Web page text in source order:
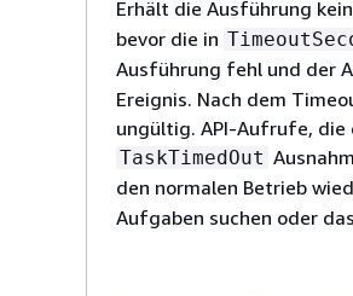
Erhält die Ausführung
bevor die in
Ausführung fehl und der
Ereignis. Nach dem
ungültig. API-Aufrufe, die
TaskTimedOut
den normalen Betrieb
Aufgaben suchen oder